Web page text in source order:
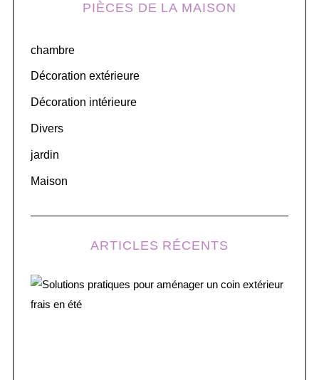
f
o
:
PIÈCES DE LA MAISON
chambre
Décoration extérieure
Décoration intérieure
Divers
jardin
Maison
ARTICLES RÉCENTS